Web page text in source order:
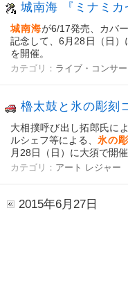
城南海 『ミナミカ
城南海が6/17発売、カバ
記念して、6月28日（日
を開催。
カテゴリ： ライブ・コンサー
櫓太鼓と氷の彫刻
大相撲呼び出し拓郎氏に
ルシェフ等による、 氷の
月28日（日）に大須で開催
カテゴリ： アート レジャー
2015年6月27日